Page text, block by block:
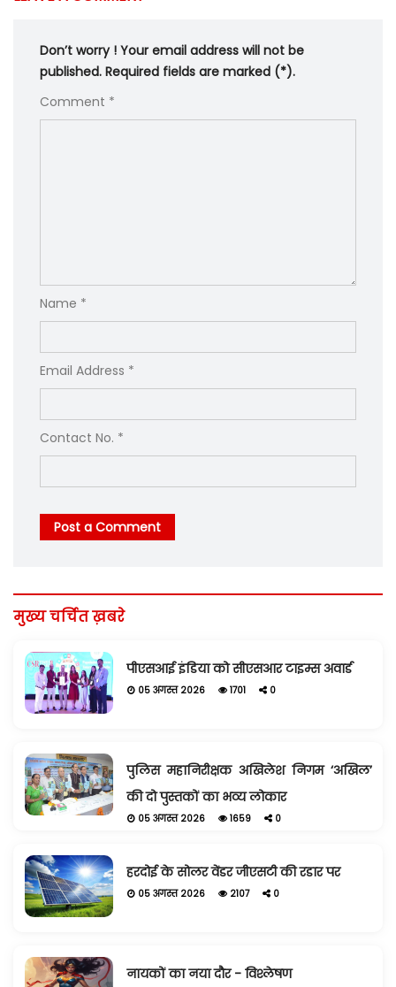
Don’t worry ! Your email address will not be
published. Required fields are marked (*).
Comment *
Name *
Email Address *
Contact No. *
Post a Comment
मुख्य चर्चित ख़बरे
पीएसआई इंडिया को सीएसआर टाइम्स अवार्ड
05 अगस्त 2026 1701 0
पुलिस महानिरीक्षक अखिलेश निगम ‘अखिल’
की दो पुस्तकों का भव्य लोकार
05 अगस्त 2026 1659 0
हरदोई के सोलर वेंडर जीएसटी की रडार पर
05 अगस्त 2026 2107 0
नायकों का नया दौर - विश्लेषण